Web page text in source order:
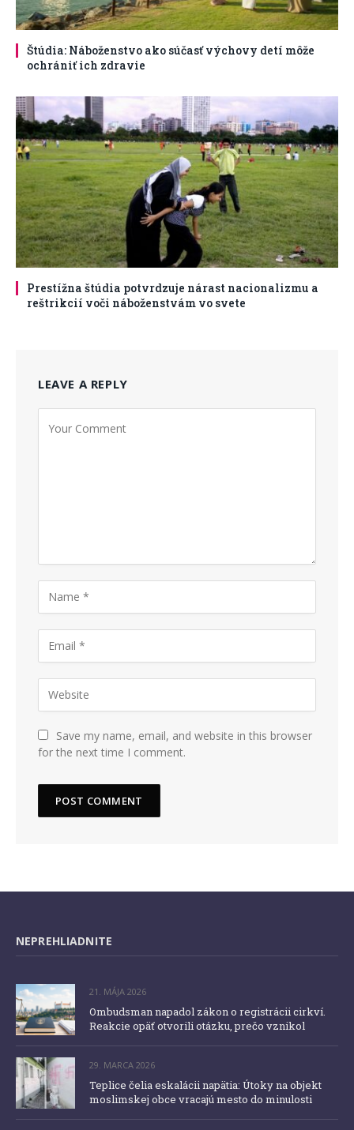
Štúdia: Náboženstvo ako súčasť výchovy detí môže
ochrániť ich zdravie
Prestížna štúdia potvrdzuje nárast nacionalizmu a
reštrikcií voči náboženstvám vo svete
LEAVE A REPLY
Save my name, email, and website in this browser
for the next time I comment.
NEPREHLIADNITE
21. MÁJA 2026
Ombudsman napadol zákon o registrácii cirkví.
Reakcie opäť otvorili otázku, prečo vznikol
29. MARCA 2026
Teplice čelia eskalácii napätia: Útoky na objekt
moslimskej obce vracajú mesto do minulosti